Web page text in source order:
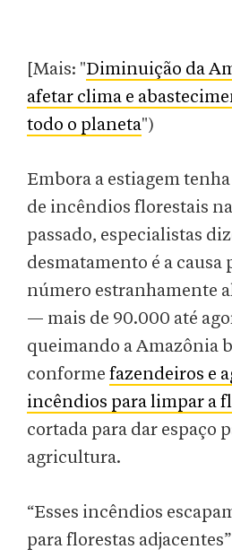
[Mais: "Diminuição da
afetar clima e
todo o planeta")
Embora a estiagem
de incêndios florestais
passado, especialistas
desmatamento é a
número estranhamente
— mais de 90.000 até
queimando a Amazônia
conforme fazendeiros e
incêndios para limpar a
cortada para dar espaço
agricultura.
“Esses incêndios
para florestas